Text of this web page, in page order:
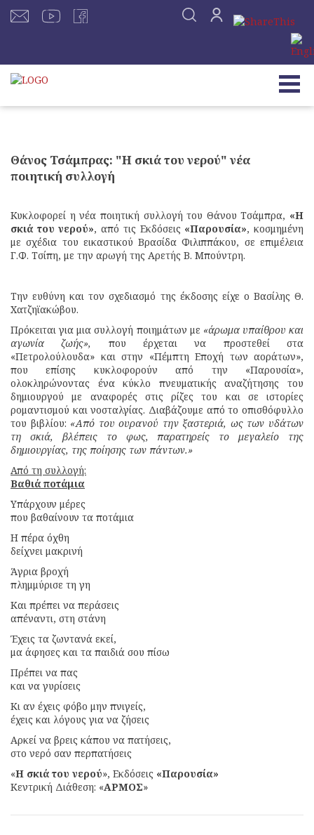
Θάνος Τσάμπρας: "Η σκιά του νερού" νέα
ποιητική συλλογή
Κυκλοφορεί η νέα ποιητική συλλογή του Θάνου Τσάμπρα, «Η
σκιά του νερού», από τις Εκδόσεις «Παρουσία», κοσμημένη
με σχέδια του εικαστικού Βρασίδα Φιλιππάκου, σε επιμέλεια
Γ.Φ. Τσίπη, με την αρωγή της Αρετής Β. Μπούντρη.
Την ευθύνη και τον σχεδιασμό της έκδοσης είχε ο Βασίλης Θ.
Χατζηϊακώβου.
Πρόκειται για μια συλλογή ποιημάτων με «άρωμα υπαίθρου και
αγωνία ζωής»,
που έρχεται να προστεθεί στα
«Πετρολούλουδα» και στην «Πέμπτη Εποχή των αοράτων»,
που επίσης κυκλοφορούν από την «Παρουσία»,
ολοκληρώνοντας ένα κύκλο πνευματικής αναζήτησης του
δημιουργού με αναφορές στις ρίζες του και σε ιστορίες
ρομαντισμού και νοσταλγίας. Διαβάζουμε από το οπισθόφυλλο
του βιβλίου: «Από του ουρανού την ξαστεριά, ως των υδάτων
τη σκιά, βλέπεις το φως, παρατηρείς το μεγαλείο της
δημιουργίας, της ποίησης των πάντων.»
Από τη συλλογή:
Βαθιά ποτάμια
Υπάρχουν μέρες
που βαθαίνουν τα ποτάμια
Η πέρα όχθη
δείχνει μακρινή
Άγρια βροχή
πλημμύρισε τη γη
Και πρέπει να περάσεις
απέναντι, στη στάνη
Έχεις τα ζωντανά εκεί,
μα άφησες και τα παιδιά σου πίσω
Πρέπει να πας
και να γυρίσεις
Κι αν έχεις φόβο μην πνιγείς,
έχεις και λόγους για να ζήσεις
Αρκεί να βρεις κάπου να πατήσεις,
στο νερό σαν περπατήσεις
«Η σκιά του νερού», Εκδόσεις «Παρουσία»
Κεντρική Διάθεση: «ΑΡΜΟΣ»